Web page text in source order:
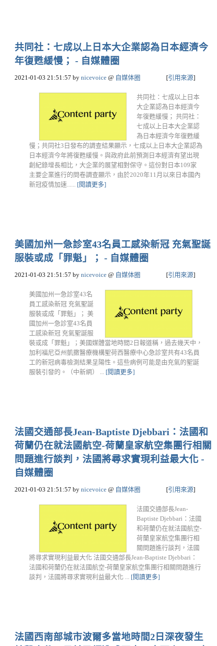
共同社：七成以上日本大企業認為日本經濟今
年復甦緩慢； - 自媒體圈
2021-01-03 21:51:57 by nicevoice @ 自媒体圈 [引用來源]
共同社：七成以上日本
大企業認為日本經濟今
年復甦緩慢； 共同社：
七成以上日本大企業認
為日本經濟今年復甦緩
慢；共同社3日發布的調查結果顯示，七成以上日本大企業認為
日本經濟今年將復甦緩慢。與政府此前預測日本經濟有望出現
創紀錄增長相比，大企業的展望相對保守。這份對日本109家
主要企業進行的問卷調查顯示，由於2020年11月以來日本國內
新冠疫情加速...... [閱讀更多]
美國加州一急診室43名員工感染新冠 充氣聖誕
服裝或成「罪魁」； - 自媒體圈
2021-01-03 21:51:57 by nicevoice @ 自媒体圈 [引用來源]
美國加州一急診室43名
員工感染新冠 充氣聖誕
服裝或成「罪魁」； 美
國加州一急診室43名員
工感染新冠 充氣聖誕服
裝或成「罪魁」；美國媒體當地時間2日報道稱，過去幾天中，
加利福尼亞州凱撒醫療機構聖荷西醫療中心急診室共有43名員
工的新冠病毒檢測結果呈陽性。這些病例可能是由充氣的聖誕
服裝引發的。（中新網） ... [閱讀更多]
法國交通部長Jean-Baptiste Djebbari：法國和
荷蘭仍在就法國航空-荷蘭皇家航空集團行相關
問題進行談判，法國將尋求實現利益最大化 -
自媒體圈
2021-01-03 21:51:57 by nicevoice @ 自媒体圈 [引用來源]
法國交通部長Jean-
Baptiste Djebbari：法國
和荷蘭仍在就法國航空-
荷蘭皇家航空集團行相
關問題進行談判，法國
將尋求實現利益最大化 法國交通部長Jean-Baptiste Djebbari：
法國和荷蘭仍在就法國航空-荷蘭皇家航空集團行相關問題進行
談判，法國將尋求實現利益最大化 ... [閱讀更多]
法國西南部城市波爾多當地時間2日深夜發生